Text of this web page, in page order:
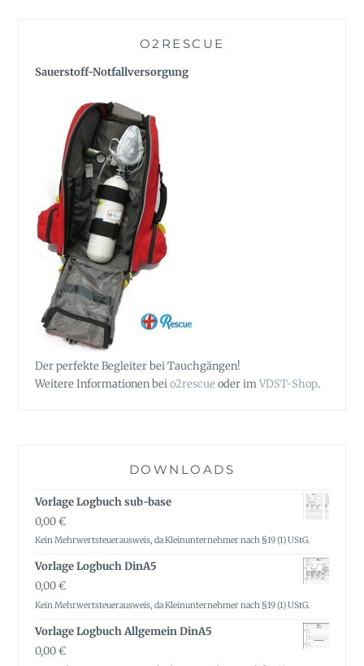
O2RESCUE
Sauerstoff-Notfallversorgung
Der perfekte Begleiter bei Tauchgängen!
Weitere Informationen beio2rescueoder imVDST-Shop.
DOWNLOADS
Vorlage Logbuch sub-base
0,00€
Kein Mehrwertsteuerausweis, da Kleinunternehmer nach §19 (1) UStG.
Vorlage Logbuch DinA5
0,00€
Kein Mehrwertsteuerausweis, da Kleinunternehmer nach §19 (1) UStG.
Vorlage Logbuch Allgemein DinA5
0,00€